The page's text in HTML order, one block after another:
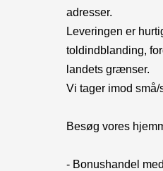
adresser.
Leveringen er
toldindblanding,
landets grænser.
Vi tager imod små/
Besøg vores
- Bonushandel